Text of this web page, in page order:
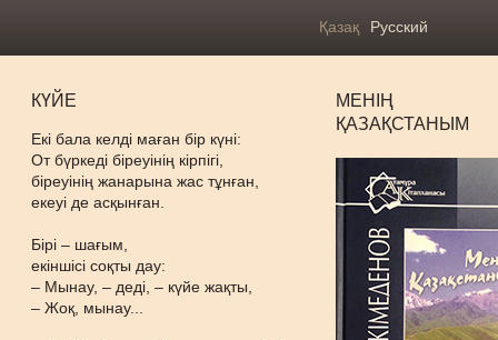
Қазақ Русский
КҮЙЕ
Екі бала келді маған бір күні:
От бүркеді біреуінің кірпігі,
біреуінің жанарына жас тұнған,
екеуі де асқынған.
Бірі – шағым,
екіншісі соқты дау:
– Мынау, – деді, – күйе жақты,
– Жоқ, мынау...
МЕНІҢ
ҚАЗАҚСТАНЫМ